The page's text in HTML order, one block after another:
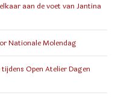
aan de voet van Jantina
Nationale Molendag
Open Atelier Dagen